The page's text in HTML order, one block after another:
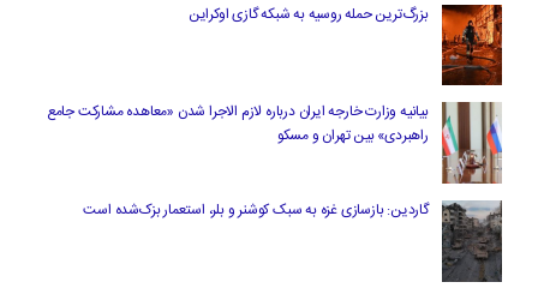
بزرگ‌ترین حمله روسیه به شبکه گازی اوکراین
بیانیه وزارت خارجه ایران درباره لازم‌ الاجرا شدن «معاهده مشارکت جامع
راهبردی» بین تهران و مسکو
گاردین: بازسازی غزه به سبک کوشنر و بلر، استعمار بزک‌شده است